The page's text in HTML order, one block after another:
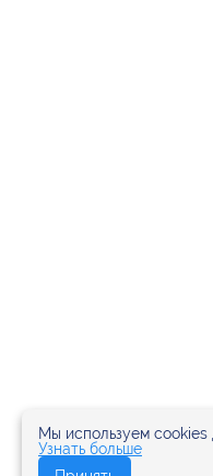
Мы используем cookies
Узнать больше